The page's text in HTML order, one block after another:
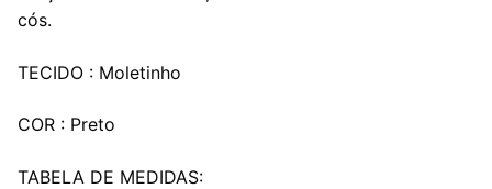
cós.
TECIDO : Moletinho
COR : Preto
TABELA DE MEDIDAS: